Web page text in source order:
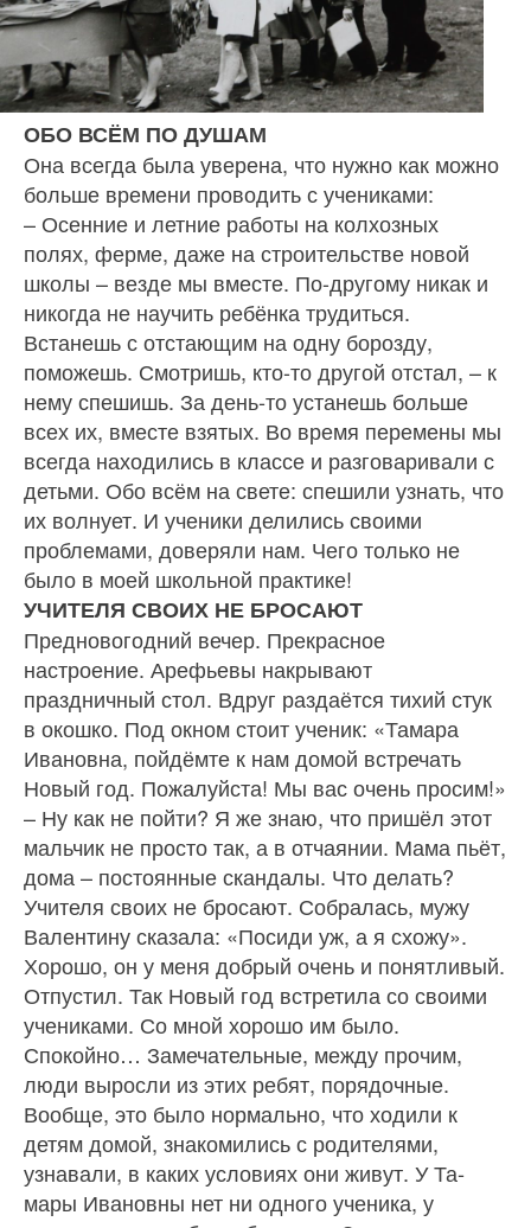
ОБО ВСЁМ ПО ДУШАМ
Она всегда была уверена, что нужно как можно
больше времени проводить с учениками:
– Осенние и летние рабо­ты на колхозных
полях, фер­ме, даже на строительстве но­вой
школы – везде мы вместе. По-другому никак и
никогда не научить ребёнка трудиться.
Встанешь с отстающим на одну борозду,
поможешь. Смотришь, кто‑то другой отстал, – к
нему спешишь. За день‑то устанешь больше
всех их, вместе взятых. Во время перемены мы
всегда находились в классе и разговари­вали с
детьми. Обо всём на свете: спешили узнать, что
их волну­ет. И ученики делились своими
проблемами, доверяли нам. Чего только не
было в моей школьной практике!
УЧИТЕЛЯ СВОИХ НЕ БРОСАЮТ
Предновогодний вечер. Пре­красное
настроение. Арефьевы накрывают
праздничный стол. Вдруг раздаётся тихий стук
в окошко. Под окном стоит уче­ник: «Тамара
Ивановна, пойдём­те к нам домой встречать
Новый год. Пожалуйста! Мы вас очень просим!»
– Ну как не пойти? Я же знаю, что пришёл этот
мальчик не про­сто так, а в отчаянии. Мама пьёт,
дома – постоянные скандалы. Что делать?
Учителя своих не бросают. Собралась, мужу
Ва­лентину сказала: «Посиди уж, а я схожу».
Хорошо, он у меня добрый очень и понятливый.
От­пустил. Так Новый год встретила со своими
учениками. Со мной хорошо им было.
Спокойно… Замечательные, между прочим,
люди выросли из этих ребят, по­рядочные.
Вообще, это было нормально, что ходили к
детям домой, знако­мились с родителями,
узнавали, в каких условиях они живут. У Та­
мары Ивановны нет ни одного ученика, у